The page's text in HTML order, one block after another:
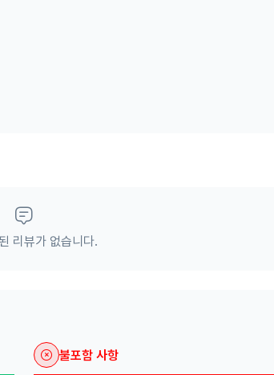
는 동선을 추천드립니다.
도보 이동
리뷰가 없습니다.
불포함 사항